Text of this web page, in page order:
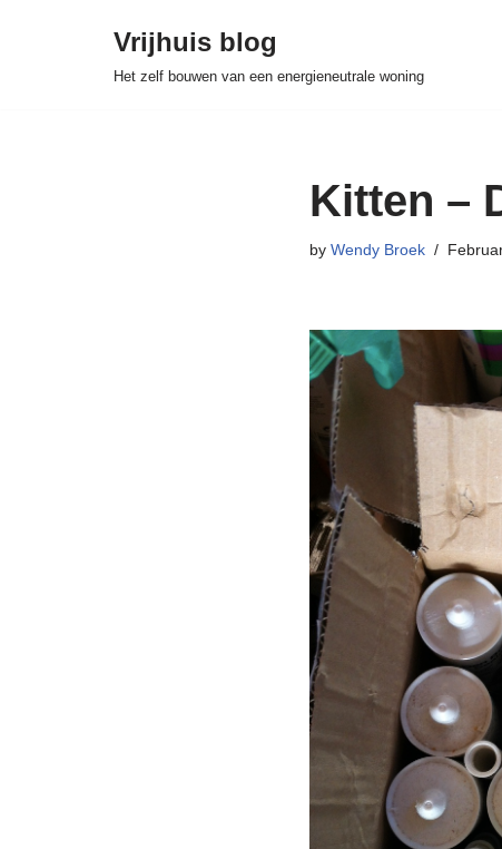
Vrijhuis blog
Het zelf bouwen van een energieneutrale woning
Kitten –
by Wendy Broek